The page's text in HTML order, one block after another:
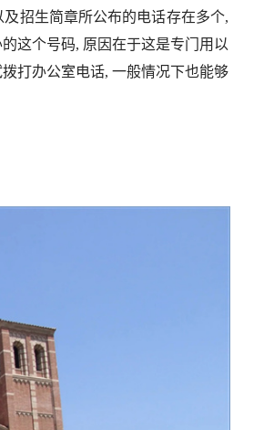
招生简章所公布的电话存在多个,
这个号码, 原因在于这是专门用以
打办公室电话, 一般情况下也能够